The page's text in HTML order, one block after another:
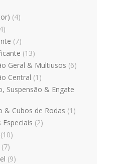
(4)
(7)
(13)
Geral & Multiusos (6)
Central (1)
Suspensão & Engate
& Cubos de Rodas (1)
Especiais (2)
(10)
(7)
(9)